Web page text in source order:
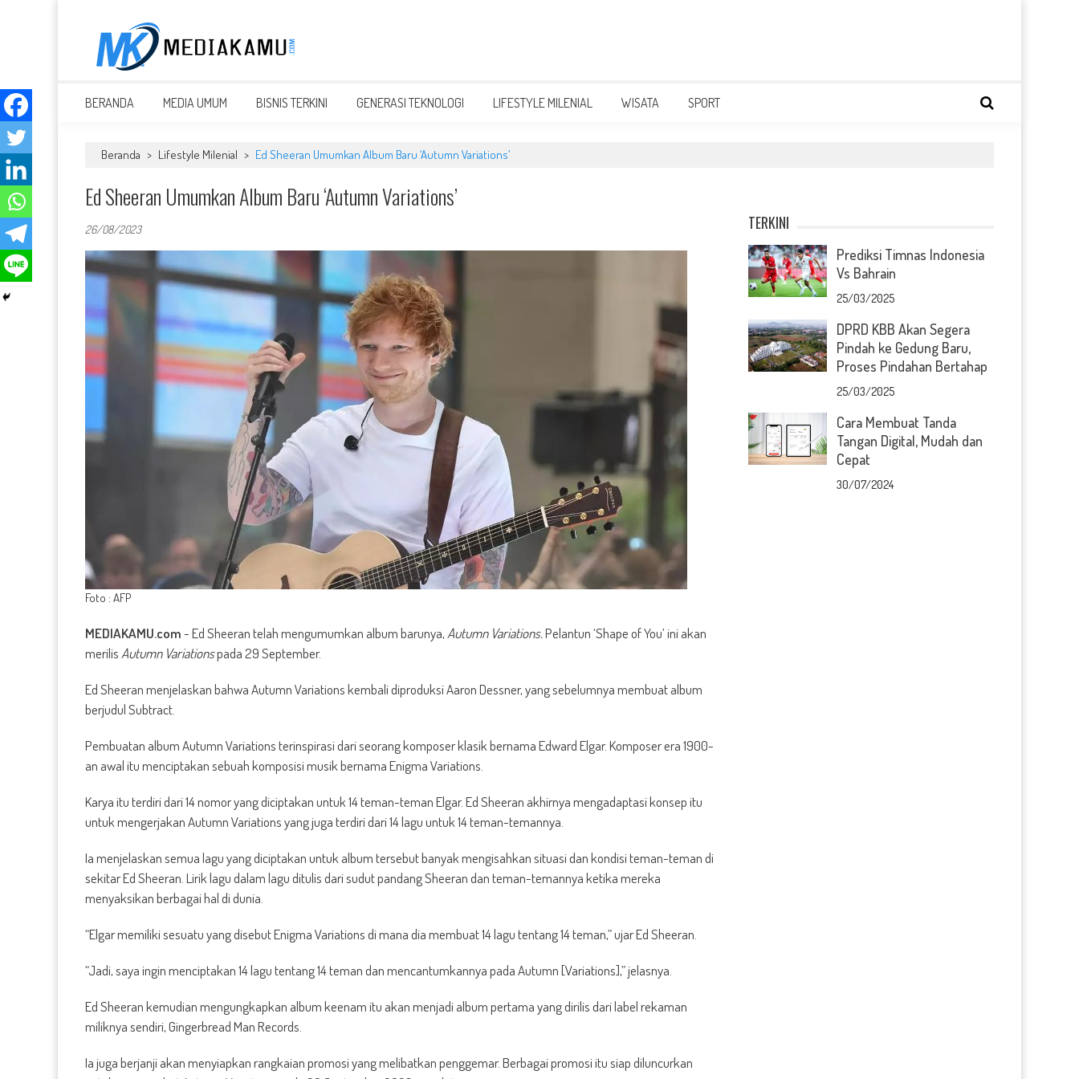
MEDIAKAMU.com
BERANDA MEDIA UMUM BISNIS TERKINI GENERASI TEKNOLOGI LIFESTYLE MILENIAL WISATA SPORT
Beranda > Lifestyle Milenial > Ed Sheeran Umumkan Album Baru ‘Autumn Variations’
Ed Sheeran Umumkan Album Baru ‘Autumn Variations’
26/08/2023
Foto : AFP
MEDIAKAMU.com-Ed Sheeran telah mengumumkan album barunya, Autumn Variations.Pelantun ‘Shape of You’ ini akan
merilis Autumn Variationspada 29 September.
Ed Sheeran menjelaskan bahwa Autumn Variations kembali diproduksi Aaron Dessner, yang sebelumnya membuat album
berjudul Subtract.
Pembuatan album Autumn Variations terinspirasi dari seorang komposer klasik bernama Edward Elgar. Komposer era 1900-
an awal itu menciptakan sebuah komposisi musik bernama Enigma Variations.
Karya itu terdiri dari 14 nomor yang diciptakan untuk 14 teman-teman Elgar. Ed Sheeran akhirnya mengadaptasi konsep itu
untuk mengerjakan Autumn Variations yang juga terdiri dari 14 lagu untuk 14 teman-temannya.
Ia menjelaskan semua lagu yang diciptakan untuk album tersebut banyak mengisahkan situasi dan kondisi teman-teman di
sekitar Ed Sheeran. Lirik lagu dalam lagu ditulis dari sudut pandang Sheeran dan teman-temannya ketika mereka
menyaksikan berbagai hal di dunia.
“Elgar memiliki sesuatu yang disebut Enigma Variations di mana dia membuat 14 lagu tentang 14 teman,” ujar Ed Sheeran.
“Jadi, saya ingin menciptakan 14 lagu tentang 14 teman dan mencantumkannya pada Autumn [Variations],” jelasnya.
Ed Sheeran kemudian mengungkapkan album keenam itu akan menjadi album pertama yang dirilis dari label rekaman
miliknya sendiri, Gingerbread Man Records.
Ia juga berjanji akan menyiapkan rangkaian promosi yang melibatkan penggemar. Berbagai promosi itu siap diluncurkan
TERKINI
Prediksi Timnas Indonesia
Vs Bahrain
25/03/2025
DPRD KBB Akan Segera
Pindah ke Gedung Baru,
Proses Pindahan Bertahap
25/03/2025
Cara Membuat Tanda
Tangan Digital, Mudah dan
Cepat
30/07/2024